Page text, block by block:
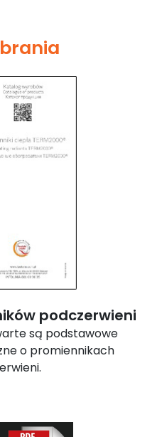
podczerwieni
są podstawowe
o promiennikach